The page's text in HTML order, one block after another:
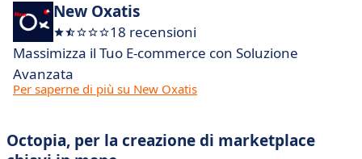
New Oxatis
18 recensioni
Massimizza il Tuo E-commerce con Soluzione
Avanzata
Per saperne di più su New Oxatis
Octopia, per la creazione di marketplace